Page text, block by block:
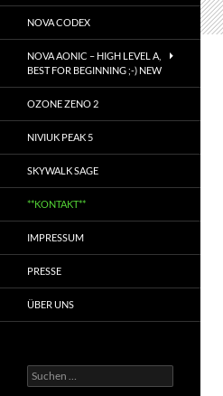
NOVA CODEX
NOVA AONIC – HIGH LEVEL A,
BEST FOR BEGINNING ;-) NEW
OZONE ZENO 2
NIVIUK PEAK 5
SKYWALK SAGE
**KONTAKT**
IMPRESSUM
PRESSE
ÜBER UNS
Suchen
nach: